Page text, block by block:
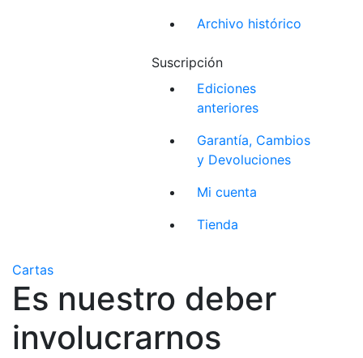
Archivo histórico
Suscripción
Ediciones
anteriores
Garantía, Cambios
y Devoluciones
Mi cuenta
Tienda
Cartas
Es nuestro deber
involucrarnos